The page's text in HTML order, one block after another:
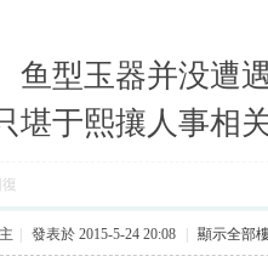
型玉器并没遭遇
堪于熙攘人事相
復
發表於 2015-5-24 20:08 顯示全部